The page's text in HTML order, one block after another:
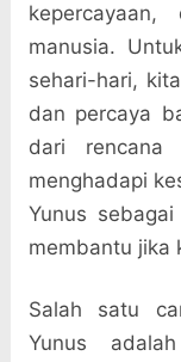
manusia.
sehari-hari,
dan percaya
dari rencana
menghadapi
Yunus
membantu jika
Salah satu
Yunus